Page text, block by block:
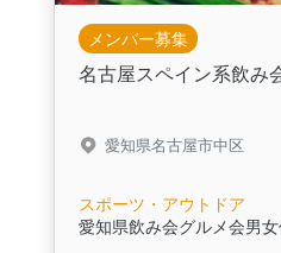
メンバー募集
名古屋スペイン系飲み
愛知県名古屋市中区
スポーツ・アウトドア
愛知県飲み会グルメ会男